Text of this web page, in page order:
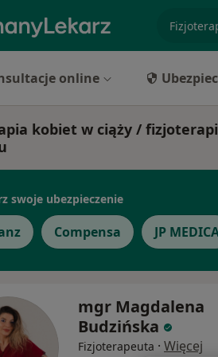
online
kobiet w ciąży /
swoje ubezpieczenie
Compensa JP
mgr Magdalena
Budzińska
Fizjoterapeuta · Więcej